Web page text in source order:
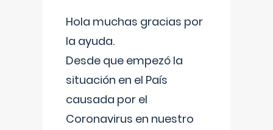
Hola muchas gracias por
la ayuda.
Desde que empezó la
situación en el País
causada por el
Coronavirus en nuestro